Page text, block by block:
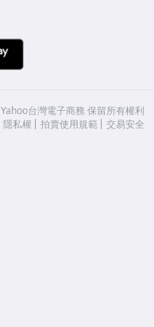
Yahoo台灣電子商務 保留所有權利
隱私權 拍賣使用規範 交易安全